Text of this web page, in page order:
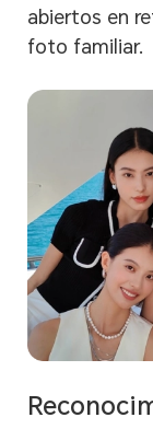
abiertos en
foto familiar.